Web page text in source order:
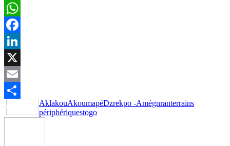
WhatsApp
Facebook
LinkedIn
X
Email
Partager
AklakouAkoumapéDzrekpo -Amégnranterrains
périphériquestogo